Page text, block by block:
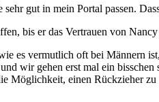
gut in mein Portal passen.
bis er das Vertrauen von
es vermutlich oft bei Männern
wir gehen erst mal ein
Möglichkeit, einen Rückzieher zu